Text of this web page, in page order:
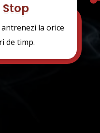
Stop
la orice
de timp.